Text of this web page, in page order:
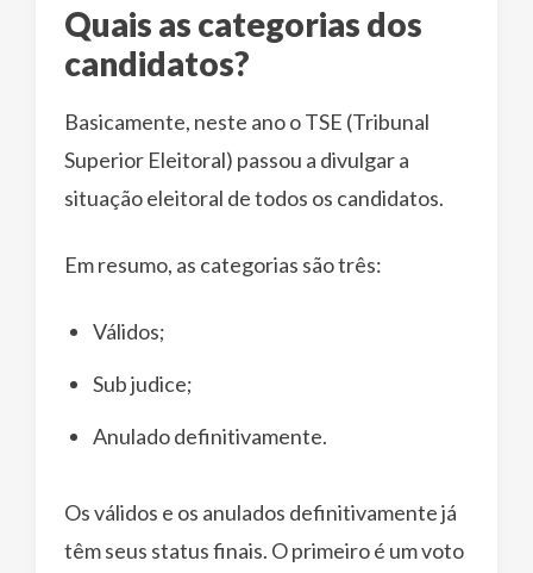
Quais as categorias dos
candidatos?
Basicamente, neste ano o TSE (Tribunal
Superior Eleitoral) passou a divulgar a
situação eleitoral de todos os candidatos.
Em resumo, as categorias são três:
Válidos;
Sub judice;
Anulado definitivamente.
Os válidos e os anulados definitivamente já
têm seus status finais. O primeiro é um voto